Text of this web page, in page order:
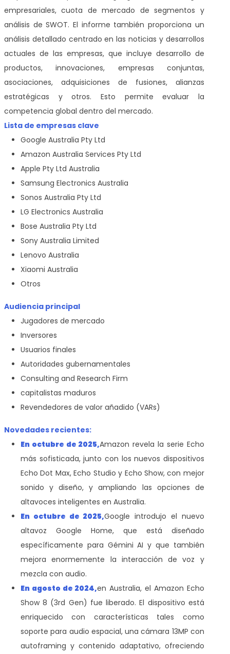
empresariales, cuota de mercado de segmentos y
análisis de SWOT. El informe también proporciona un
análisis detallado centrado en las noticias y desarrollos
actuales de las empresas, que incluye desarrollo de
productos, innovaciones, empresas conjuntas,
asociaciones, adquisiciones de fusiones, alianzas
estratégicas y otros. Esto permite evaluar la
competencia global dentro del mercado.
Lista de empresas clave
Google Australia Pty Ltd
Amazon Australia Services Pty Ltd
Apple Pty Ltd Australia
Samsung Electronics Australia
Sonos Australia Pty Ltd
LG Electronics Australia
Bose Australia Pty Ltd
Sony Australia Limited
Lenovo Australia
Xiaomi Australia
Otros
Audiencia principal
Jugadores de mercado
Inversores
Usuarios finales
Autoridades gubernamentales
Consulting and Research Firm
capitalistas maduros
Revendedores de valor añadido (VARs)
Novedades recientes:
En octubre de 2025,Amazon revela la serie Echo
más sofisticada, junto con los nuevos dispositivos
Echo Dot Max, Echo Studio y Echo Show, con mejor
sonido y diseño, y ampliando las opciones de
altavoces inteligentes en Australia.
En octubre de 2025,Google introdujo el nuevo
altavoz Google Home, que está diseñado
específicamente para Gémini AI y que también
mejora enormemente la interacción de voz y
mezcla con audio.
En agosto de 2024,en Australia, el Amazon Echo
Show 8 (3rd Gen) fue liberado. El dispositivo está
enriquecido con características tales como
soporte para audio espacial, una cámara 13MP con
autoframing y contenido adaptativo, ofreciendo